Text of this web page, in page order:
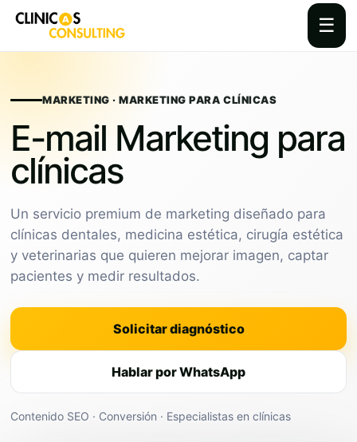
☰
contentMARKETING · MARKETING PARA CLÍNICAS
E-mail Marketing para
clínicas
Un servicio premium de marketing diseñado para
clínicas dentales, medicina estética, cirugía estética
y veterinarias que quieren mejorar imagen, captar
pacientes y medir resultados.
Solicitar diagnóstico
Hablar por WhatsApp
Contenido SEO · Conversión · Especialistas en clínicas